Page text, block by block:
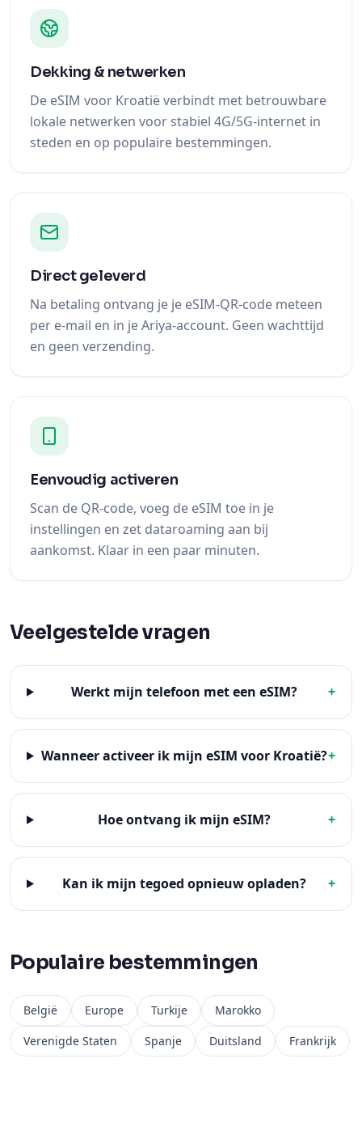
Dekking & netwerken
De eSIM voor Kroatië verbindt met betrouwbare
lokale netwerken voor stabiel 4G/5G-internet in
steden en op populaire bestemmingen.
Direct geleverd
Na betaling ontvang je je eSIM-QR-code meteen
per e-mail en in je Ariya-account. Geen wachttijd
en geen verzending.
Eenvoudig activeren
Scan de QR-code, voeg de eSIM toe in je
instellingen en zet dataroaming aan bij
aankomst. Klaar in een paar minuten.
Veelgestelde vragen
Werkt mijn telefoon met een eSIM? +
Wanneer activeer ik mijn eSIM voor Kroatië?+
Hoe ontvang ik mijn eSIM? +
Kan ik mijn tegoed opnieuw opladen? +
Populaire bestemmingen
België Europe Turkije
Marokko
Verenigde Staten
Spanje Duitsland Frankrijk